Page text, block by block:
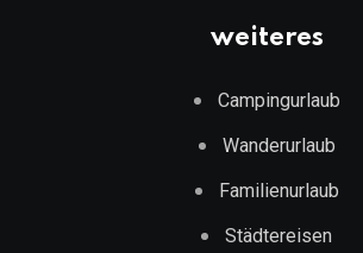
weiteres
Campingurlaub
Wanderurlaub
Familienurlaub
Städtereisen